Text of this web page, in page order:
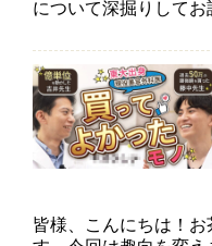
について深掘りして
皆様、こんにちは！